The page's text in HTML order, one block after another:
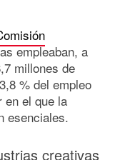
empleaban, a
millones de
% del empleo
en el que la
esenciales.
creativas